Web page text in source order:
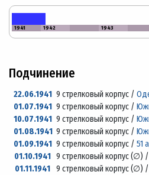
1941 1942 1943
Подчинение
22.06.19419 стрелковый корпус /
01.07.19419 стрелковый корпус /
10.07.19419 стрелковый корпус /
01.08.19419 стрелковый корпус /
01.09.19419 стрелковый корпус /51
01.10.1941 9 стрелковый корпус (∅)
01.11.1941 9 стрелковый корпус (∅)